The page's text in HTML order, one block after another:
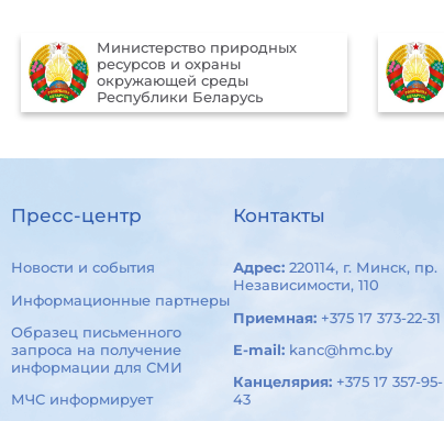
Министерство природных
ресурсов и охраны
окружающей среды
Республики Беларусь
Пресс-центр
Новости и события
Информационные партнеры
Образец письменного
запроса на получение
информации для СМИ
МЧС информирует
Контакты
Адрес:220114, г. Минск, пр.
Независимости, 110
Приемная:+375 17 373-22-31
E-mail: kanc@hmc.by
Канцелярия:+375 17 357-95-
43